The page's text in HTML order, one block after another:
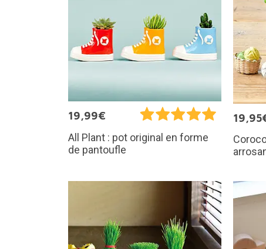
19,99€
All Plant : pot original en forme
de pantoufle